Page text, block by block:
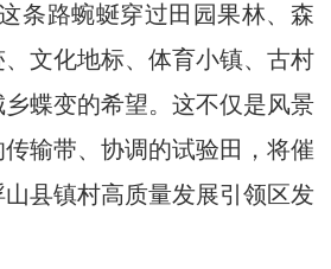
条路蜿蜒穿过田园果林、森
文化地标、体育小镇、古村
蝶变的希望。这不仅是风景
输带、协调的试验田，将催
县镇村高质量发展引领区发